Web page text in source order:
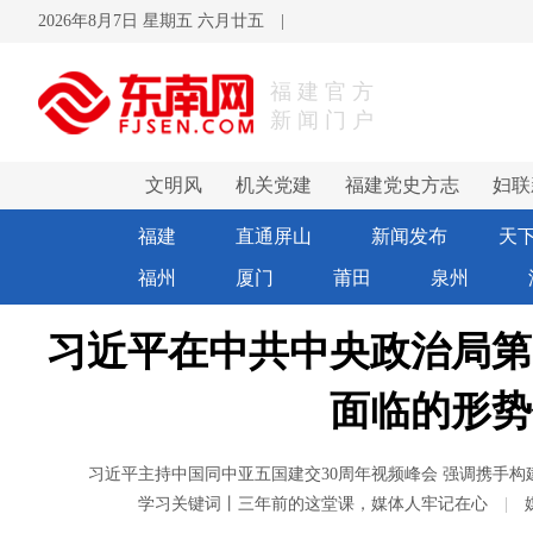
2026年8月7日 星期五 六月廿五
福建官方
新闻门户
文明风 机关党建 福建党史方志 妇
卫生健康 福建文旅 福建文艺
福建 直通屏山 新闻发布 天
福州 厦门 莆田 泉州
习近平在中共中央政治局
面临的形
习近平主持中国同中亚五国建交30周年视频峰会 强调携手
学习关键词丨三年前的这堂课，媒体人牢记在心